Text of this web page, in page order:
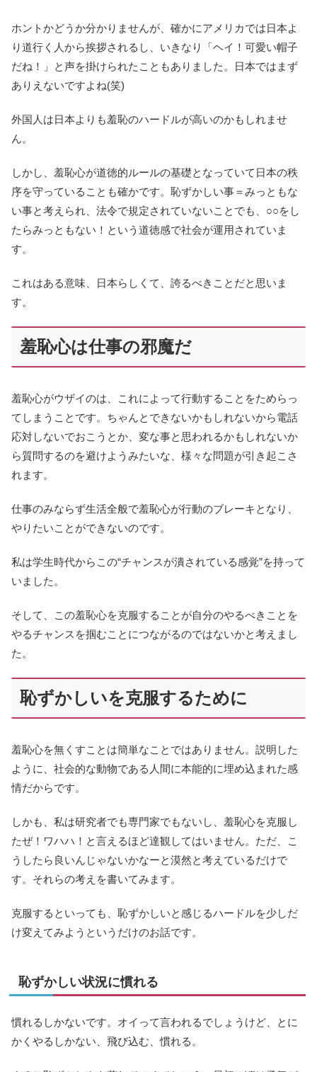
ホントかどうか分かりませんが、確かにアメリカでは日本よ
り道行く人から挨拶されるし、いきなり「ヘイ！可愛い帽子
だね！」と声を掛けられたこともありました。日本ではまず
ありえないですよね(笑)
外国人は日本よりも羞恥のハードルが高いのかもしれませ
ん。
しかし、羞恥心が道徳的ルールの基礎となっていて日本の秩
序を守っていることも確かです。恥ずかしい事＝みっともな
い事と考えられ、法令で規定されていないことでも、○○をし
たらみっともない！という道徳感で社会が運用されていま
す。
これはある意味、日本らしくて、誇るべきことだと思いま
す。
羞恥心は仕事の邪魔だ
羞恥心がウザイのは、これによって行動することをためらっ
てしまうことです。ちゃんとできないかもしれないから電話
応対しないでおこうとか、変な事と思われるかもしれないか
ら質問するのを避けようみたいな、様々な問題が引き起こさ
れます。
仕事のみならず生活全般で羞恥心が行動のブレーキとなり、
やりたいことができないのです。
私は学生時代からこの“チャンスが潰されている感覚”を持って
いました。
そして、この羞恥心を克服することが自分のやるべきことを
やるチャンスを掴むことにつながるのではないかと考えまし
た。
恥ずかしいを克服するために
羞恥心を無くすことは簡単なことではありません。説明した
ように、社会的な動物である人間に本能的に埋め込まれた感
情だからです。
しかも、私は研究者でも専門家でもないし、羞恥心を克服し
たぜ！ワハハ！と言えるほど達観してはいません。ただ、こ
うしたら良いんじゃないかなーと漠然と考えているだけで
す。それらの考えを書いてみます。
克服するといっても、恥ずかしいと感じるハードルを少しだ
け変えてみようというだけのお話です。
恥ずかしい状況に慣れる
慣れるしかないです。オイって言われるでしょうけど、とに
かくやるしかない、飛び込む、慣れる。